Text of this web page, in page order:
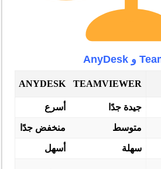
TEAMVIEWER
ANYDESK
جيدة جدًا أسرع
متوسط منخفض جدًا
سهلة أسهل